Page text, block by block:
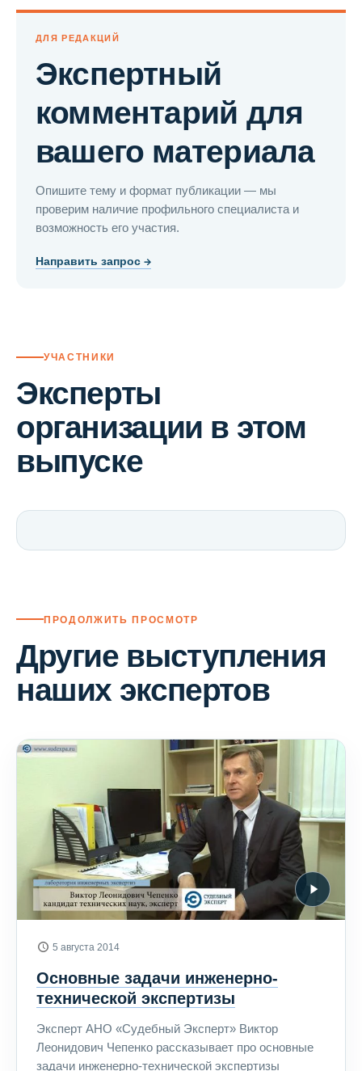
ДЛЯ РЕДАКЦИЙ
Экспертный
комментарий для
вашего материала
Опишите тему и формат публикации — мы
проверим наличие профильного специалиста и
возможность его участия.
Направить запрос →
УЧАСТНИКИ
Эксперты
организации в этом
выпуске
ПРОДОЛЖИТЬ ПРОСМОТР
Другие выступления
наших экспертов
5 августа 2014
Основные задачи инженерно-
технической экспертизы
Эксперт АНО «Судебный Эксперт» Виктор
Леонидович Чепенко рассказывает про основные
задачи инженерно-технической экспертизы